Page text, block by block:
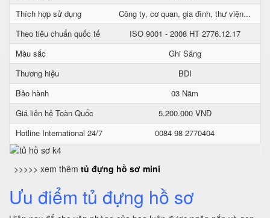
Thích hợp sử dụng
Công ty, cơ quan, gia đình, thư viện...
Theo tiêu chuẩn quốc tế
ISO 9001 - 2008 HT 2776.12.17
Màu sắc
Ghi Sáng
Thương hiệu
BDI
Bảo hành
03 Năm
Giá liên hệ Toàn Quốc
5.200.000 VNĐ
Hotline International 24/7
0084 98 2770404
>>>>> xem thêm tủ đựng hồ sơ mini
Ưu điểm tủ đựng hồ sơ